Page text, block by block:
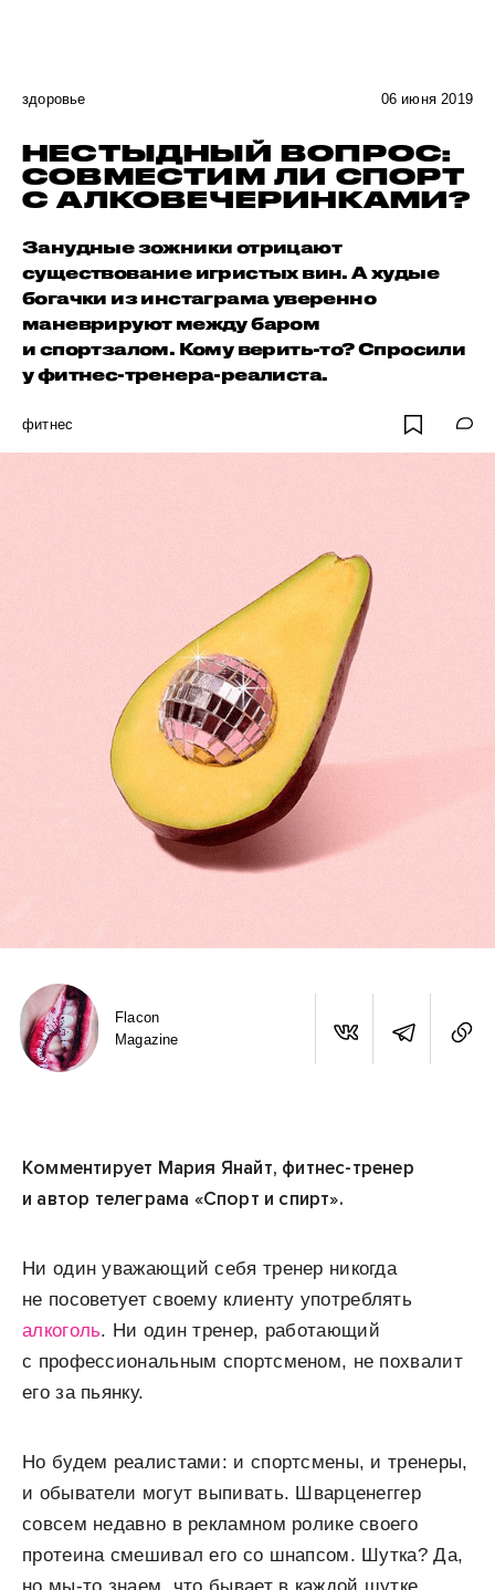
здоровье 06 июня 2019
НЕСТЫДНЫЙ ВОПРОС:
СОВМЕСТИМ ЛИ СПОРТ
С АЛКОВЕЧЕРИНКАМИ?
Занудные зожники отрицают
существование игристых вин. А худые
богачки из инстаграма уверенно
маневрируют между баром
и спортзалом. Кому верить-то? Спросили
у фитнес-тренера-реалиста.
фитнес
Flacon
Magazine
Комментирует Мария Янайт, фитнес-тренер
и автор телеграма «Спорт и спирт».
Ни один уважающий себя тренер никогда
не посоветует своему клиенту употреблять
алкоголь. Ни один тренер, работающий
с профессиональным спортсменом, не похвалит
его за пьянку.
Но будем реалистами: и спортсмены, и тренеры,
и обыватели могут выпивать. Шварценеггер
совсем недавно в рекламном ролике своего
протеина смешивал его со шнапсом. Шутка? Да,